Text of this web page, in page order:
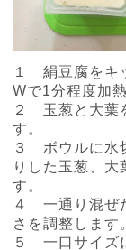
１ 絹豆腐をキ
Wで1分程度加
２ 玉葱と大葉
す。
３ ボウルに水
りした玉葱、大
す。
４ 一通り混ぜ
さを調整します
５ 一口サイズ